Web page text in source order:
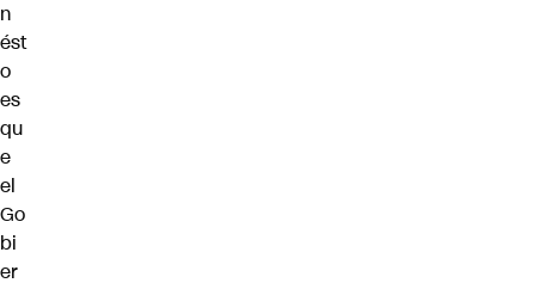
n
ést
o
es
qu
e
el
Go
bi
er